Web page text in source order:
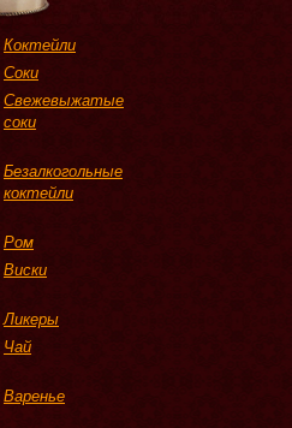
Коктейли
Соки
Свежевыжатые
соки
Безалкогольные
коктейли
Ром
Виски
Ликеры
Чай
Варенье